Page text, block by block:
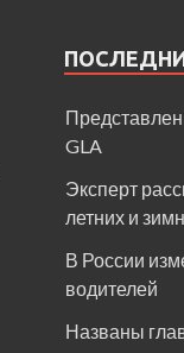
GLA
Эксперт
летних и
В России
водителей
Названы